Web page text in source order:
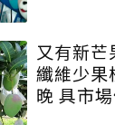
又有新芒
纖維少果
晚 具市